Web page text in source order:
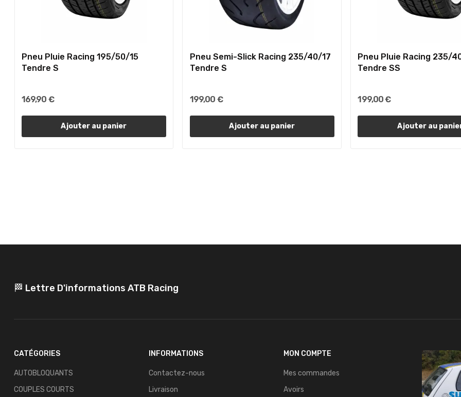
Pneu Pluie Racing 195/50/15
Tendre S
169,90 €
Ajouter au panier
Pneu Semi-Slick Racing 235/40/17
Tendre S
199,00 €
Ajouter au panier
Pneu Pluie Racing 235/
Tendre SS
199,00 €
Ajouter au
🏁 Lettre D'informations ATB Racing
CATÉGORIES
AUTOBLOQUANTS
COUPLES COURTS
INFORMATIONS
Contactez-nous
Livraison
MON COMPTE
Mes commandes
Avoirs